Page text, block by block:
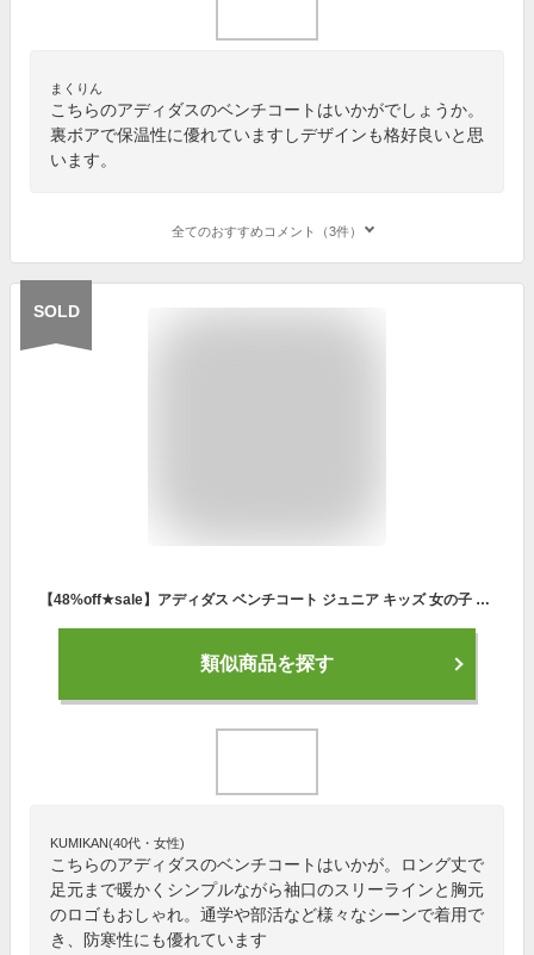
まくりん
こちらのアディダスのベンチコートはいかがでしょうか。
裏ボアで保温性に優れていますしデザインも格好良いと思
います。
全てのおすすめコメント（3件）
SOLD
【48%off★sale】アディダス ベンチコート ジュニア キッズ 女の子 男の子 120cm 130cm 140cm 150cm 160cm 子供服 アウター ボア 中綿コート ロング丈 adidas 子供用 秋冬 キャンプ 通学 部活動 ブラック 防寒
類似商品を探す
KUMIKAN(40代・女性)
こちらのアディダスのベンチコートはいかが。ロング丈で
足元まで暖かくシンプルながら袖口のスリーラインと胸元
のロゴもおしゃれ。通学や部活など様々なシーンで着用で
き、防寒性にも優れています